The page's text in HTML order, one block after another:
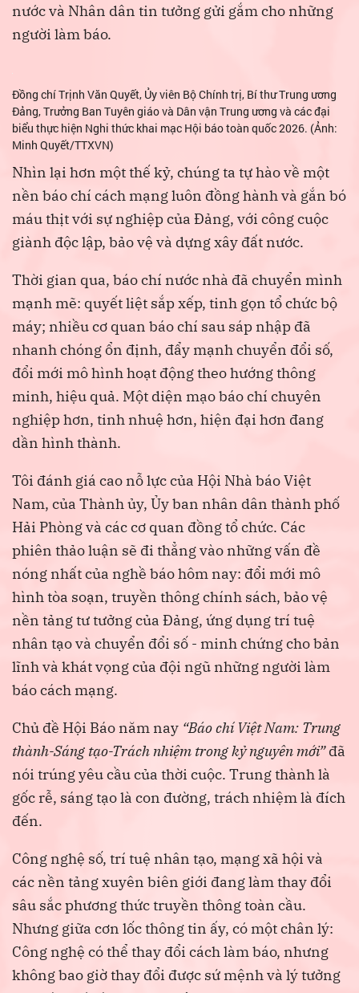
nước và Nhân dân tin tưởng gửi gắm cho những
người làm báo.
Đồng chí Trịnh Văn Quyết, Ủy viên Bộ Chính trị, Bí thư Trung ương
Đảng, Trưởng Ban Tuyên giáo và Dân vận Trung ương và các đại
biểu thực hiện Nghi thức khai mạc Hội báo toàn quốc 2026. (Ảnh:
Minh Quyết/TTXVN)
Nhìn lại hơn một thế kỷ, chúng ta tự hào về một
nền báo chí cách mạng luôn đồng hành và gắn bó
máu thịt với sự nghiệp của Đảng, với công cuộc
giành độc lập, bảo vệ và dựng xây đất nước.
Thời gian qua, báo chí nước nhà đã chuyển mình
mạnh mẽ: quyết liệt sắp xếp, tinh gọn tổ chức bộ
máy; nhiều cơ quan báo chí sau sáp nhập đã
nhanh chóng ổn định, đẩy mạnh chuyển đổi số,
đổi mới mô hình hoạt động theo hướng thông
minh, hiệu quả. Một diện mạo báo chí chuyên
nghiệp hơn, tinh nhuệ hơn, hiện đại hơn đang
dần hình thành.
Tôi đánh giá cao nỗ lực của Hội Nhà báo Việt
Nam, của Thành ủy, Ủy ban nhân dân thành phố
Hải Phòng và các cơ quan đồng tổ chức. Các
phiên thảo luận sẽ đi thẳng vào những vấn đề
nóng nhất của nghề báo hôm nay: đổi mới mô
hình tòa soạn, truyền thông chính sách, bảo vệ
nền tảng tư tưởng của Đảng, ứng dụng trí tuệ
nhân tạo và chuyển đổi số - minh chứng cho bản
lĩnh và khát vọng của đội ngũ những người làm
báo cách mạng.
Chủ đề Hội Báo năm nay “Báo chí Việt Nam: Trung
thành-Sáng tạo-Trách nhiệm trong kỷ nguyên mới”đã
nói trúng yêu cầu của thời cuộc. Trung thành là
gốc rễ, sáng tạo là con đường, trách nhiệm là đích
đến.
Công nghệ số, trí tuệ nhân tạo, mạng xã hội và
các nền tảng xuyên biên giới đang làm thay đổi
sâu sắc phương thức truyền thông toàn cầu.
Nhưng giữa cơn lốc thông tin ấy, có một chân lý:
Công nghệ có thể thay đổi cách làm báo, nhưng
không bao giờ thay đổi được sứ mệnh và lý tưởng